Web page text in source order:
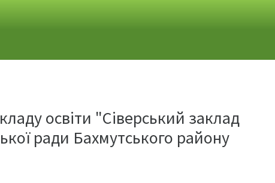
освіти "Сіверський заклад
ради Бахмутського району